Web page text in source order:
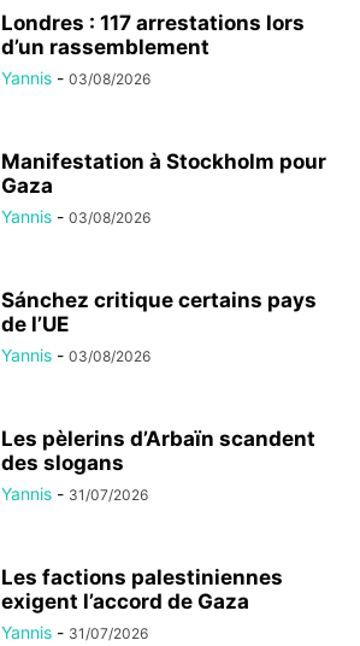
Londres : 117 arrestations lors
d’un rassemblement
Yannis - 03/08/2026
Manifestation à Stockholm pour
Gaza
Yannis - 03/08/2026
Sánchez critique certains pays
de l’UE
Yannis - 03/08/2026
Les pèlerins d’Arbaïn scandent
des slogans
Yannis - 31/07/2026
Les factions palestiniennes
exigent l’accord de Gaza
Yannis - 31/07/2026